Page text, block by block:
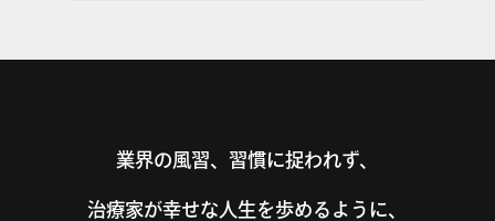
業界の風習、習慣に捉われず、
治療家が幸せな人生を歩めるように、